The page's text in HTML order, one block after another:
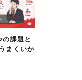
の課題と
まくいか